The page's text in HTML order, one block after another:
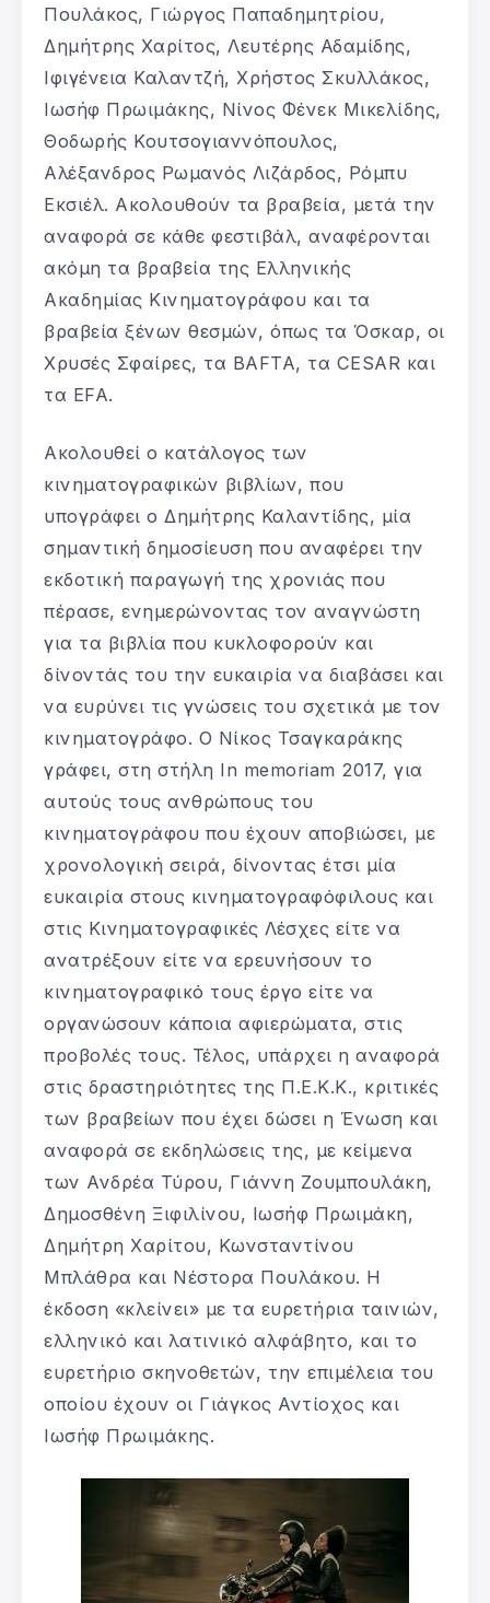
Πουλάκος, Γιώργος Παπαδημητρίου,
Δημήτρης Χαρίτος, Λευτέρης Αδαμίδης,
Ιφιγένεια Καλαντζή, Χρήστος Σκυλλάκος,
Ιωσήφ Πρωιμάκης, Νίνος Φένεκ Μικελίδης,
Θοδωρής Κουτσογιαννόπουλος,
Αλέξανδρος Ρωμανός Λιζάρδος, Ρόμπυ
Εκσιέλ. Ακολουθούν τα βραβεία, μετά την
αναφορά σε κάθε φεστιβάλ, αναφέρονται
ακόμη τα βραβεία της Ελληνικής
Ακαδημίας Κινηματογράφου και τα
βραβεία ξένων θεσμών, όπως τα Όσκαρ, οι
Χρυσές Σφαίρες, τα BAFTA, τα CESAR και
τα EFA.
Ακολουθεί ο κατάλογος των
κινηματογραφικών βιβλίων, που
υπογράφει ο Δημήτρης Καλαντίδης, μία
σημαντική δημοσίευση που αναφέρει την
εκδοτική παραγωγή της χρονιάς που
πέρασε, ενημερώνοντας τον αναγνώστη
για τα βιβλία που κυκλοφορούν και
δίνοντάς του την ευκαιρία να διαβάσει και
να ευρύνει τις γνώσεις του σχετικά με τον
κινηματογράφο. Ο Νίκος Τσαγκαράκης
γράφει, στη στήλη In memoriam 2017, για
αυτούς τους ανθρώπους του
κινηματογράφου που έχουν αποβιώσει, με
χρονολογική σειρά, δίνοντας έτσι μία
ευκαιρία στους κινηματογραφόφιλους και
στις Κινηματογραφικές Λέσχες είτε να
ανατρέξουν είτε να ερευνήσουν το
κινηματογραφικό τους έργο είτε να
οργανώσουν κάποια αφιερώματα, στις
προβολές τους. Τέλος, υπάρχει η αναφορά
στις δραστηριότητες της Π.Ε.Κ.Κ., κριτικές
των βραβείων που έχει δώσει η Ένωση και
αναφορά σε εκδηλώσεις της, με κείμενα
των Ανδρέα Τύρου, Γιάννη Ζουμπουλάκη,
Δημοσθένη Ξιφιλίνου, Ιωσήφ Πρωιμάκη,
Δημήτρη Χαρίτου, Κωνσταντίνου
Μπλάθρα και Νέστορα Πουλάκου. Η
έκδοση «κλείνει» με τα ευρετήρια ταινιών,
ελληνικό και λατινικό αλφάβητο, και το
ευρετήριο σκηνοθετών, την επιμέλεια του
οποίου έχουν οι Γιάγκος Αντίοχος και
Ιωσήφ Πρωιμάκης.